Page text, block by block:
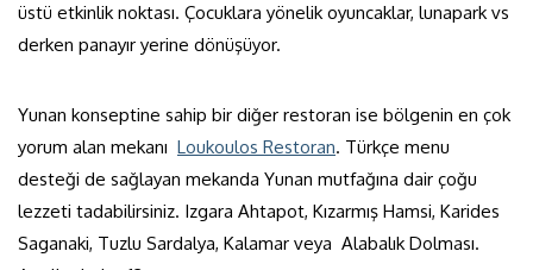
üstü etkinlik noktası. Çocuklara yönelik oyuncaklar, lunapark vs
derken panayır yerine dönüşüyor.
Yunan konseptine sahip bir diğer restoran ise bölgenin en çok
yorum alan mekanı Loukoulos Restoran. Türkçe menu
desteği de sağlayan mekanda Yunan mutfağına dair çoğu
lezzeti tadabilirsiniz. Izgara Ahtapot, Kızarmış Hamsi, Karides
Saganaki, Tuzlu Sardalya, Kalamar veya Alabalık Dolması.